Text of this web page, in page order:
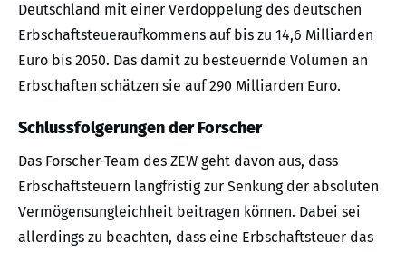
Deutschland mit einer Verdoppelung des deutschen
Erbschaftsteueraufkommens auf bis zu 14,6 Milliarden
Euro bis 2050. Das damit zu besteuernde Volumen an
Erbschaften schätzen sie auf 290 Milliarden Euro.
Schlussfolgerungen der Forscher
Das Forscher-Team des ZEW geht davon aus, dass
Erbschaftsteuern langfristig zur Senkung der absoluten
Vermögensungleichheit beitragen können. Dabei sei
allerdings zu beachten, dass eine Erbschaftsteuer das